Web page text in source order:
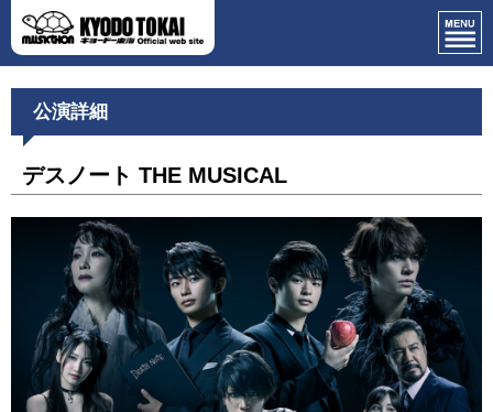
公演詳細
デスノート THE MUSICAL